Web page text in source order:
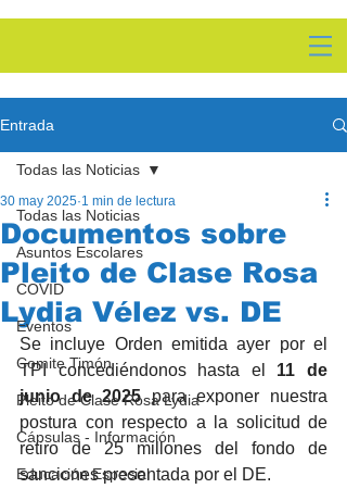
Entrada
Todas las Noticias
Asuntos Escolares
COVID
Eventos
Comite Timón
Pleito de Clase Rosa Lydia
Cápsulas - Información
Educación Especial
Todas las Noticias
Documentos sobre
Pleito de Clase Rosa
Lydia Vélez vs. DE
30 may 2025 1 min de lectura
Se incluye Orden emitida ayer por el
TPI concediéndonos hasta el 11 de
junio de 2025 para exponer nuestra
postura con respecto a la solicitud de
retiro de 25 millones del fondo de
sanciones presentada por el DE.